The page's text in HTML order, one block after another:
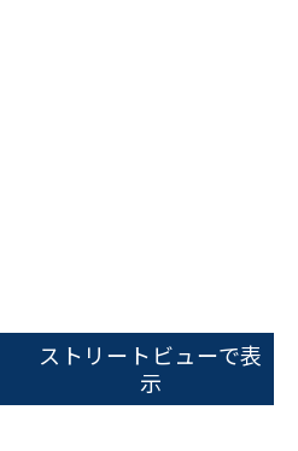
ご案内できます
620-213
ストリートビューで表
示